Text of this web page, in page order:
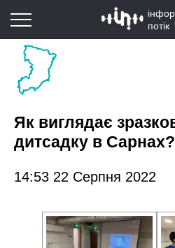
потік
Як виглядає
дитсадку в Сарнах?
14:53 22 Серпня 2022